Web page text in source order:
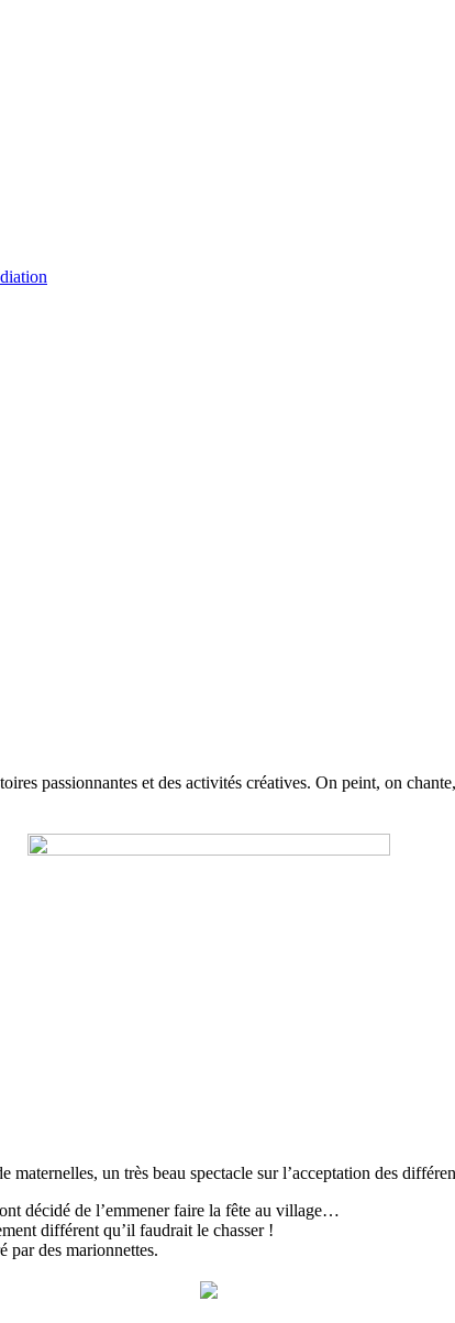
passionnantes et des activités créatives. On peint, on
un très beau spectacle sur l’acceptation des
décidé de l’emmener faire la fête au village…
différent qu’il faudrait le chasser !
par des marionnettes.